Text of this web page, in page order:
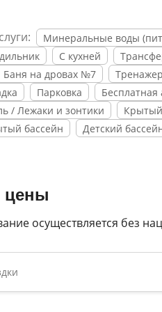
один из которых
центре с хаммамом,
тренажерный и
для игры в баскетбол,
досуг скрашивают
площадки с
и аниматорами, есть
санаторный комплекс
в нем используются такие
ингаляции и
Минеральные воды
С кухней
Баня на дровах №7
Парковка Бесплатная
/ Лежаки и зонтики
бассейн
Детский
цены
осуществляется без